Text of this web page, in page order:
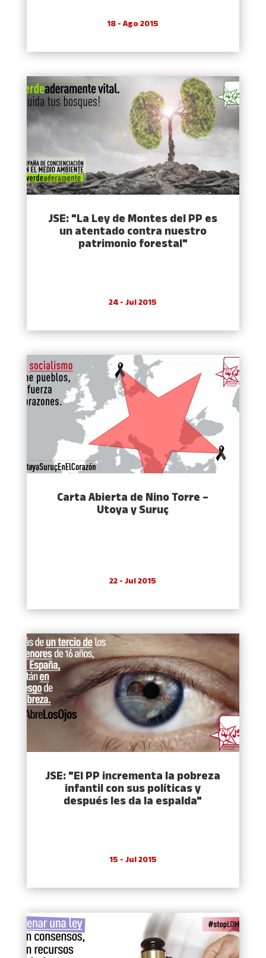
18 - Ago 2015
JSE: "La Ley de Montes del PP es
un atentado contra nuestro
patrimonio forestal"
24 - Jul 2015
Carta Abierta de Nino Torre –
Utoya y Suruç
22 - Jul 2015
JSE: "El PP incrementa la pobreza
infantil con sus polí­ticas y
después les da la espalda"
15 - Jul 2015